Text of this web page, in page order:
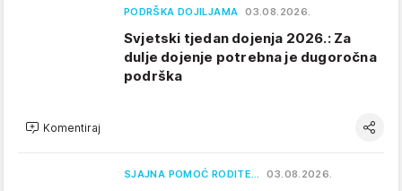
PODRŠKA DOJILJAMA 03.08.2026.
Svjetski tjedan dojenja 2026.: Za
dulje dojenje potrebna je dugoročna
podrška
Komentiraj
SJAJNA POMOĆ RODITE… 03.08.2026.